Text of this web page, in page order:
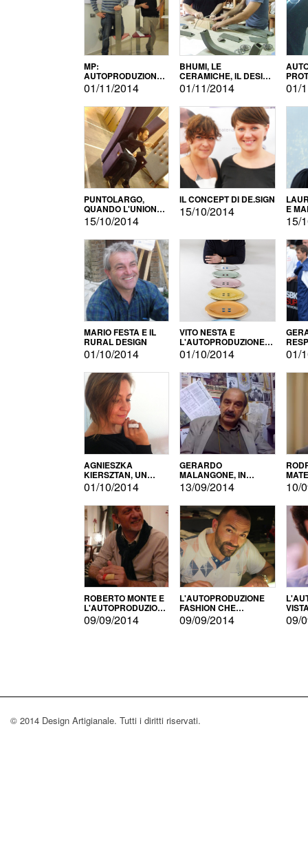
MP:
AUTOPRODUZIONE
E INNOVAZIONE
01/11/2014
BHUMI, LE
CERAMICHE, IL DESIGN
E L'AUTOPRODUZIONE
01/11/2014 01/
PUNTOLARGO,
QUANDO L'UNIONE
FA LA FORZA E
VINCE
15/10/2014
IL CONCEPT DI DE.SIGN
15/10/2014 E
15/
MARIO FESTA E IL
RURAL DESIGN
01/10/2014
VITO NESTA E
L'AUTOPRODUZIONE
COME RECUPERO DEI
SIMBOLI
01/10/2014 01/
AGNIESZKA
KIERSZTAN, UN
MODELLO DI
AUTOPRODUZIONE
01/10/2014
GERARDO
MALANGONE, IN
GIURIA PER IL
CONCORSO
LETTERARIO
13/09/2014 10/
ROBERTO MONTE E
L'AUTOPRODUZIONE
CON IL CENSIMENTO
09/09/2014
L'AUTOPRODUZIONE
FASHION CHE
CONQUISTA GLI USA
09/09/2014 09/
© 2014 Design Artigianale. Tutti i diritti riservati.